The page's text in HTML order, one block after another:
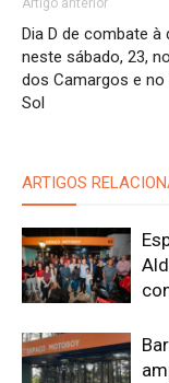
Artigo anterior
Dia D de combate à
neste sábado, 23,
dos Camargos e no
Sol
ARTIGOS